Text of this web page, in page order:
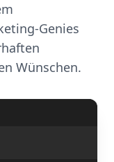
Genies
Wünschen.